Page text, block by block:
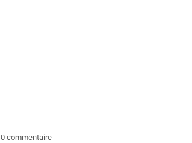
0 commentaire